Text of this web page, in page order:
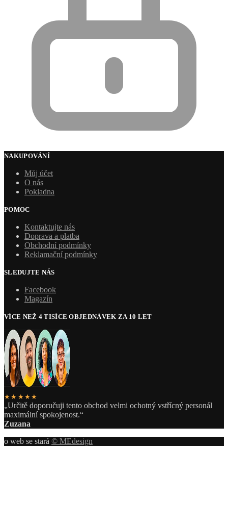
NAKUPOVÁNÍ
Můj účet
O nás
Pokladna
POMOC
Kontaktujte nás
Doprava a platba
Obchodní podmínky
Reklamační podmínky
SLEDUJTE NÁS
Facebook
Magazín
VÍCE NEŽ 4 TISÍCE OBJEDNÁVEK ZA 10 LET
★★★★★
„Určitě doporučuji tento obchod velmi ochotný vstřícný personál
maximální spokojenost.“
Zuzana
o web se stará © MEdesign